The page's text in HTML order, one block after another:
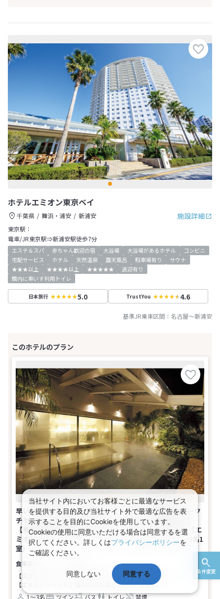
条件変更
ホテルエミオン東京ベイ
施設詳細
千葉県 舞浜・浦安
新浦安
東京駅：
電車/JR東京駅⇒新浦安駅徒歩7分
エステ＆スパ 赤ちゃん歓迎の宿 大浴場 大浴場があるホテル
コンビニ
宅配サービス
ホテル 天然温泉 露天風呂 駐車場有り
サウナ
★★★以上
★★★★以上 ★★★★★
送迎有り
館内に車いす利用トイレ
日本旅行 5.0 TrustYou 4.6
基準JR乗車区間： 名古屋～新浦安
早いがお得！Ｗｅｂコレスペシャル★舞浜・新浦安（パーク
チケットは含まれていません）◇ 【11月・1月宿泊限定】
【早期申込】60日前までがお得♪マンスリープラン♪－【エ
ミオンタワー】スタンダードルーム（禁煙）28㎡(2名～3名1
室)
【広さ】28平米
【ベッド】幅110cm×長さ200cm（2台）
【エキストラベッド】幅100cm×長さ200cm（1台）
1～3名
ツイン バス トイレ 禁煙
当社サイト内においてお客様ごとに最適なサービス
を提供する目的及び当社サイト外で最適な広告を表
示することを目的にCookieを使用しています。
Cookieの使用に同意いただける場合は同意するを選
択してください。詳しくはプライバシーポリシーを
ご確認ください。
同意しない 同意する